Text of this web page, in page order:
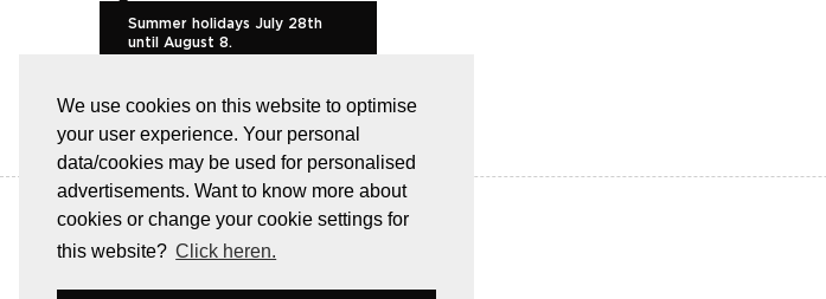
We use cookies on this website to optimise
your user experience. Your personal
data/cookies may be used for personalised
advertisements. Want to know more about
cookies or change your cookie settings for
this website? Click heren.
Summer holidays July 28th
until August 8.